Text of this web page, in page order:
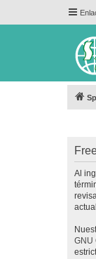
Al
GNU